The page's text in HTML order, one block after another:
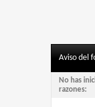
Aviso del
No has
razones: